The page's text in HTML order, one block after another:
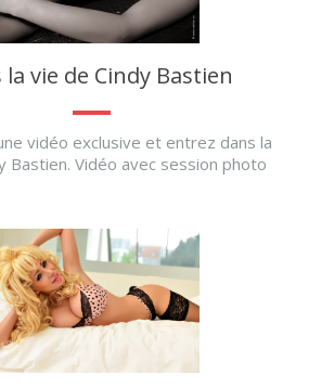
la vie de Cindy Bastien
vidéo exclusive et entrez dans la
Bastien. Vidéo avec session photo